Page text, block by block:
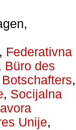
, Federativna
Büro des
,
, Socijalna
Unije,